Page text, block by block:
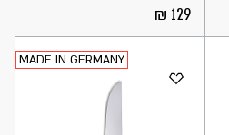
129
MADE IN GERMANY